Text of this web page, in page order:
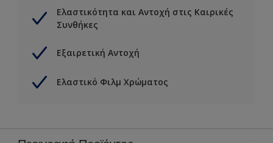
Ελαστικότητα και Αντοχή στις Καιρικές
Συνθήκες
Εξαιρετική Αντοχή
Ελαστικό Φιλμ Χρώματος